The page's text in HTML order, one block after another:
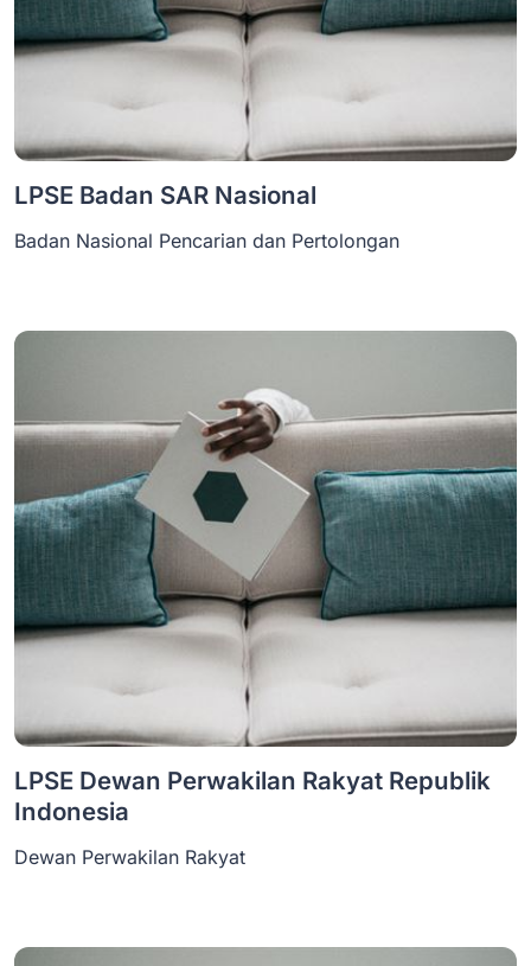
LPSE Badan SAR Nasional
Badan Nasional Pencarian dan Pertolongan
LPSE Dewan Perwakilan Rakyat Republik
Indonesia
Dewan Perwakilan Rakyat